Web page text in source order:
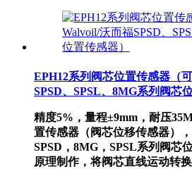
EPH12系列阀芯位置传感器（
SPSD、SPSL、8MG系列阀芯
精度5%，量程±9mm，耐压
置传感器（阀芯位移传感器）
SPSD，8MG，SPSL系列阀芯
原理制作，将阀芯直线运动转